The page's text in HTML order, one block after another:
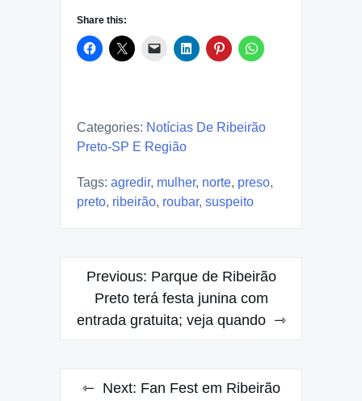
Share this:
Categories: Notícias De Ribeirão
Preto-SP E Região
Tags: agredir, mulher, norte, preso,
preto, ribeirão, roubar, suspeito
Post
navigation
Previous: Parque de Ribeirão
Preto terá festa junina com
entrada gratuita; veja quando
Next: Fan Fest em Ribeirão